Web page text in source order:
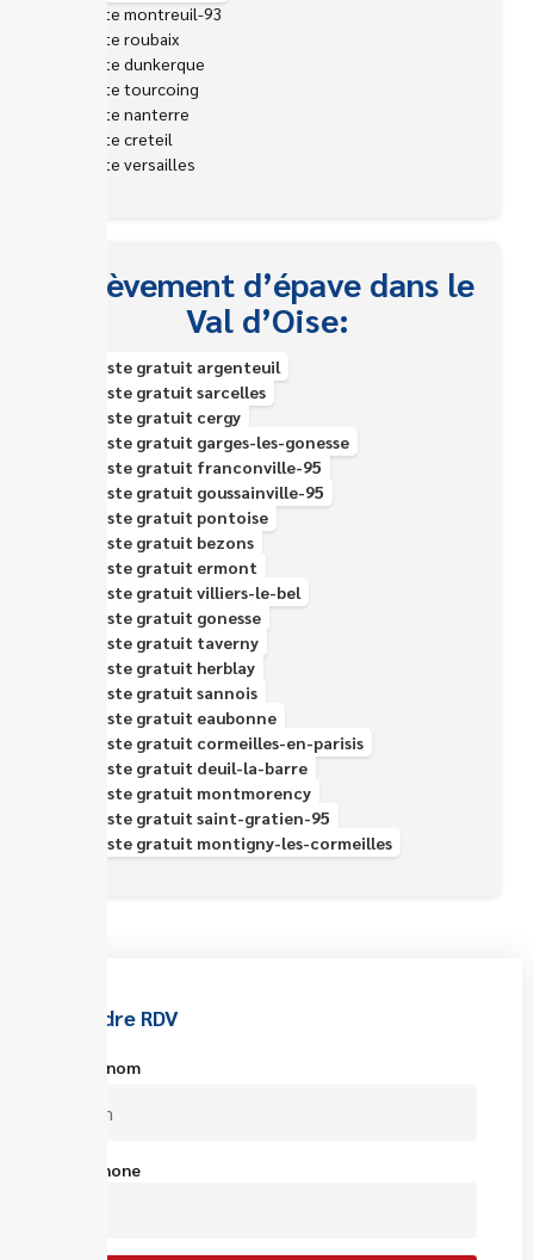
Epaviste montreuil-93
Epaviste roubaix
Epaviste dunkerque
Epaviste tourcoing
Epaviste nanterre
Epaviste creteil
Epaviste versailles
Enlèvement d’épave dans le
Val d’Oise:
Épaviste gratuit argenteuil
Épaviste gratuit sarcelles
Épaviste gratuit cergy
Épaviste gratuit garges-les-gonesse
Épaviste gratuit franconville-95
Épaviste gratuit goussainville-95
Épaviste gratuit pontoise
Épaviste gratuit bezons
Épaviste gratuit ermont
Épaviste gratuit villiers-le-bel
Épaviste gratuit gonesse
Épaviste gratuit taverny
Épaviste gratuit herblay
Épaviste gratuit sannois
Épaviste gratuit eaubonne
Épaviste gratuit cormeilles-en-parisis
Épaviste gratuit deuil-la-barre
Épaviste gratuit montmorency
Épaviste gratuit saint-gratien-95
Épaviste gratuit montigny-les-cormeilles
Prendre RDV
Votre nom
Téléphone